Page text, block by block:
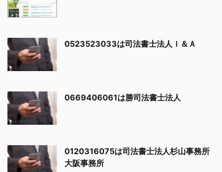
0523523033は司法書士法人Ｉ＆Ａ
0669406061は勝司法書士法人
0120316075は司法書士法人杉山事務所
大阪事務所